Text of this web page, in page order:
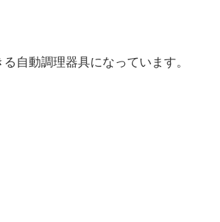
自動調理器具になっています。